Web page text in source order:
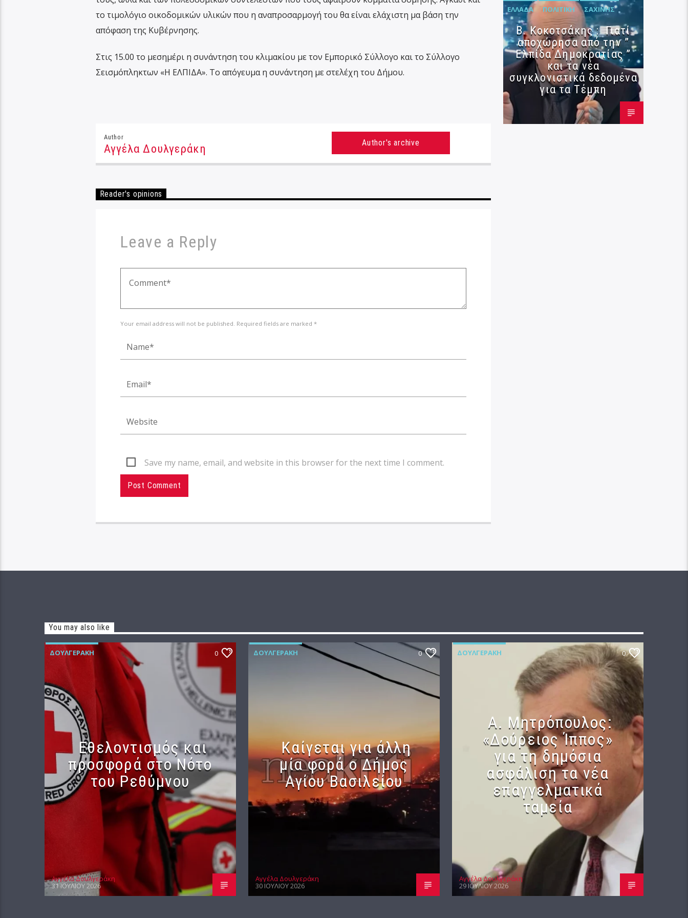
το τιμολόγιο οικοδομικών υλικών που η αναπροσαρμογή του θα είναι ελάχιστη μα βάση την
απόφαση της Κυβέρνησης.
Στις 15.00 το μεσημέρι η συνάντηση του κλιμακίου με τον Εμπορικό Σύλλογο και το Σύλλογο
Σεισμόπληκτων «Η ΕΛΠΙΔΑ». Το απόγευμα η συνάντηση με στελέχη του Δήμου.
Author
Αγγέλα Δουλγεράκη Author's archive
Reader's opinions
Leave a Reply
Your email address will not be published. Required fields are marked *
Save my name, email, and website in this browser for the next time I comment.
ΕΛΛΆΔΑ ΠΟΛΙΤΙΚΉ ΣΑΧΊΝΗΣ
Β. Κοκοτσάκης : Γιατί
αποχώρησα από την ”
Ελπίδα Δημοκρατίας ”
και τα νέα
συγκλονιστικά δεδομένα
για τα Τέμπη
You may also like
ΔΟΥΛΓΕΡΆΚΗ 0
Εθελοντισμός και
προσφορά στο Νότο
του Ρεθύμνου
Αγγέλα Δουλγεράκη
31 ΙΟΥΛΊΟΥ 2026
ΔΟΥΛΓΕΡΆΚΗ 0
Καίγεται για άλλη
μία φορά ο Δήμος
Αγίου Βασιλείου
Αγγέλα Δουλγεράκη
30 ΙΟΥΛΊΟΥ 2026
ΔΟΥΛΓΕΡΆΚΗ 0
Α. Μητρόπουλος:
«Δούρειος Ίππος»
για τη δημόσια
ασφάλιση τα νέα
επαγγελματικά
ταμεία
Αγγέλα Δουλγεράκη
29 ΙΟΥΛΊΟΥ 2026